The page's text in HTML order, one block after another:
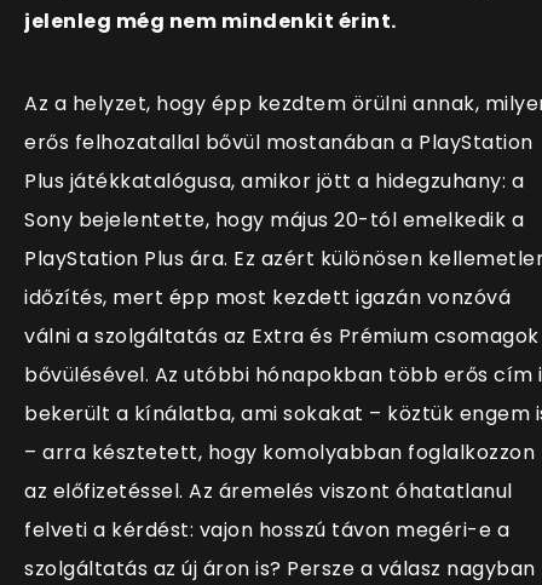
jelenleg még nem mindenkit érint.
Az a helyzet, hogy épp kezdtem örülni annak,
erős felhozatallal bővül mostanában a PlayStation
Plus játékkatalógusa, amikor jött a hidegzuhany: a
Sony bejelentette, hogy május 20-tól emelkedik a
PlayStation Plus ára. Ez azért különösen
időzítés, mert épp most kezdett igazán vonzóvá
válni a szolgáltatás az Extra és Prémium csomagok
bővülésével. Az utóbbi hónapokban több erős cím
bekerült a kínálatba, ami sokakat – köztük engem
– arra késztetett, hogy komolyabban foglalkozzon
az előfizetéssel. Az áremelés viszont óhatatlanul
felveti a kérdést: vajon hosszú távon megéri-e a
szolgáltatás az új áron is? Persze a válasz nagyban